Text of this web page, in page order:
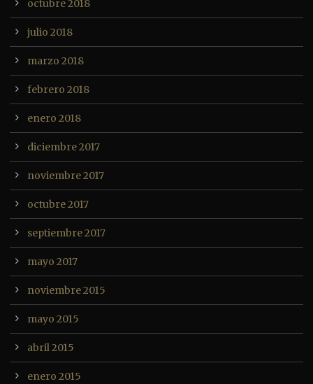
octubre 2018
julio 2018
marzo 2018
febrero 2018
enero 2018
diciembre 2017
noviembre 2017
octubre 2017
septiembre 2017
mayo 2017
noviembre 2015
mayo 2015
abril 2015
enero 2015